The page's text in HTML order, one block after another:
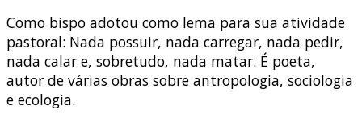
Como bispo adotou como lema para sua atividade
pastoral: Nada possuir, nada carregar, nada pedir,
nada calar e, sobretudo, nada matar. É poeta,
autor de várias obras sobre antropologia, sociologia
e ecologia.